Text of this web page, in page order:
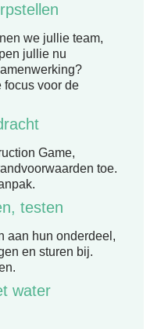
we jullie team,
jullie nu
focus voor de
Game,
toe.
testen
aan hun onderdeel,
en sturen bij.
water